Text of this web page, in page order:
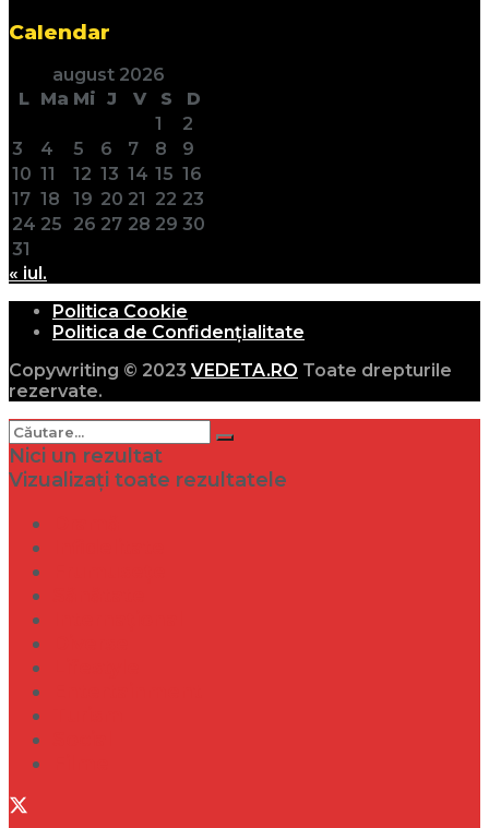
Calendar
august 2026
L Ma Mi J V S
D
1
2
3
4 5 6 7 8
9
10 11 12 13 14 15 16
17 18 19 20 21 22 23
24 25 26 27 28 29 30
31
« iul.
Politica Cookie
Politica de Confidențialitate
Copywriting © 2023 VEDETA.RO Toate drepturile
rezervate.
Nici un rezultat
Vizualizați toate rezultatele